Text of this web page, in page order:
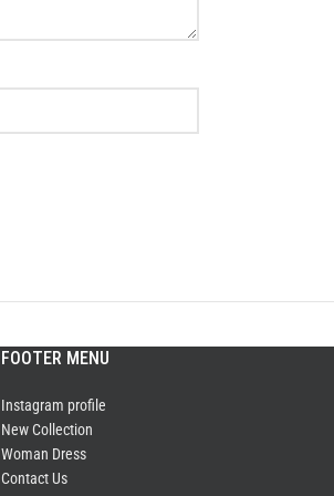
FOOTER MENU
Instagram profile
New Collection
Woman Dress
Contact Us